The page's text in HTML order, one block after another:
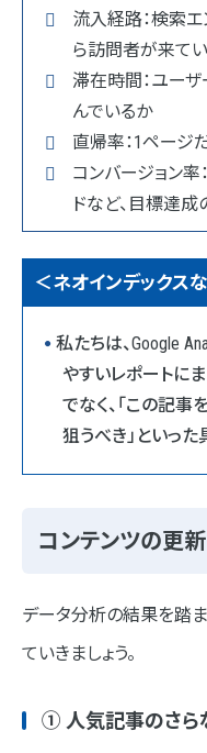
流入経路：検索エ
ら訪問者が来て
滞在時間：ユー
んでいるか
直帰率：1ページ
コンバージョン
ドなど、目標達成
＜ネオインデックス
私たちは、Google
やすいレポートに
でなく、「この記事
狙うべき」といっ
コンテンツの更
データ分析の結果を踏
ていきましょう。
① 人気記事のさら